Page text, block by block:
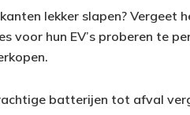
lekker slapen? Vergeet
voor hun EV’s proberen te
batterijen tot afval